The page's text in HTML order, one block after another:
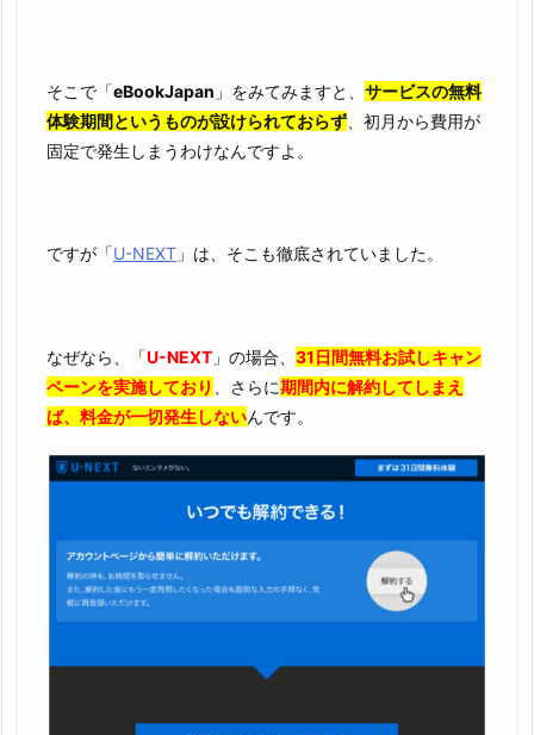
そこで「eBookJapan 」をみてみますと、 サービスの無料
体験期間というものが設けられておらず 、初月から費用が
固定で発生しまうわけなんですよ。
ですが「U-NEXT 」は、そこも徹底されていました。
なぜなら、「U-NEXT 」の場合、 31日間無料お試しキャン
ペーンを実施しており
、さらに期間内に解約してしまえ
ば、料金が一切発生しないんです。